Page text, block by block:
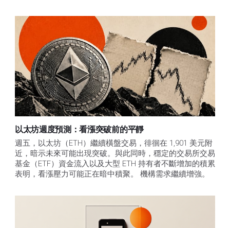
以太坊週度預測：看漲突破前的平靜
週五，以太坊（ETH）繼續橫盤交易，徘徊在 1,901 美元附
近，暗示未來可能出現突破。與此同時，穩定的交易所交易
基金（ETF）資金流入以及大型 ETH 持有者不斷增加的積累
表明，看漲壓力可能正在暗中積聚。 機構需求繼續增強。